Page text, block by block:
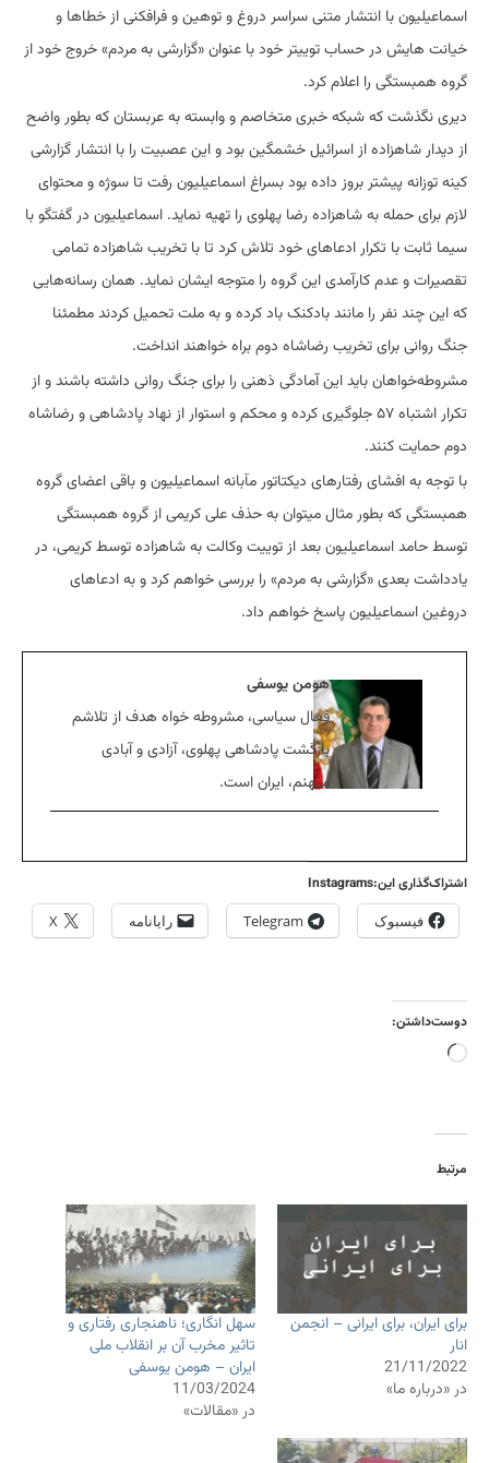
اسماعیلیون با انتشار متنی سراسر دروغ و توهین و فرافکنی از خطاها و
خیانت هایش در حساب توییتر خود با عنوان «گزارشی به مردم» خروج خود از
گروه همبستگی را اعلام کرد.
دیری نگذشت که شبکه خبری متخاصم و وابسته به عربستان که بطور واضح
از دیدار شاهزاده از اسرائیل خشمگین بود و این عصبیت را با انتشار گزارشی
کینه توزانه پیشتر بروز داده بود بسراغ اسماعیلیون رفت تا سوژه و محتوای
لازم برای حمله به شاهزاده رضا پهلوی را تهیه نماید. اسماعیلیون در گفتگو با
سیما ثابت با تکرار ادعاهای خود تلاش کرد تا با تخریب شاهزاده تمامی
تقصیرات و عدم کارآمدی این گروه را متوجه ایشان نماید. همان رسانه‌هایی
که این چند نفر را مانند بادکنک باد کرده و به ملت تحمیل کردند مطمئنا
جنگ روانی برای تخریب رضاشاه دوم براه خواهند انداخت.
مشروطه‌خواهان باید این آمادگی ذهنی را برای جنگ روانی داشته باشند و از
تکرار اشتباه ۵۷ جلوگیری کرده و محکم و استوار از نهاد پادشاهی و رضاشاه
دوم حمایت کنند.
با توجه به افشای رفتارهای دیکتاتور مآبانه اسماعیلیون و باقی اعضای گروه
همبستگی که بطور مثال میتوان به حذف علی کریمی از گروه همبستگی
توسط حامد اسماعیلیون بعد از توییت وکالت به شاهزاده توسط کریمی، در
یادداشت بعدی «گزارشی به مردم» را بررسی خواهم کرد و به ادعاهای
دروغین اسماعیلیون پاسخ خواهم داد.
هومن یوسفی
فعال سیاسی، مشروطه خواه هدف از تلاشم
بازگشت پادشاهی پهلوی، آزادی و آبادی
میهنم، ایران است.
اشتراک‌گذاری این:Instagrams
فیسبوک
Telegram رایانامه X
دوست‌داشتن:
بارگذاری...
مرتبط
برای ایران، برای ایرانی – انجمن
انار
21/11/2022
در «درباره ما»
سهل انگاری؛ ناهنجاری رفتاری و
تاثیر مخرب آن بر انقلاب ملی
ایران – هومن یوسفی
11/03/2024
در «مقالات»